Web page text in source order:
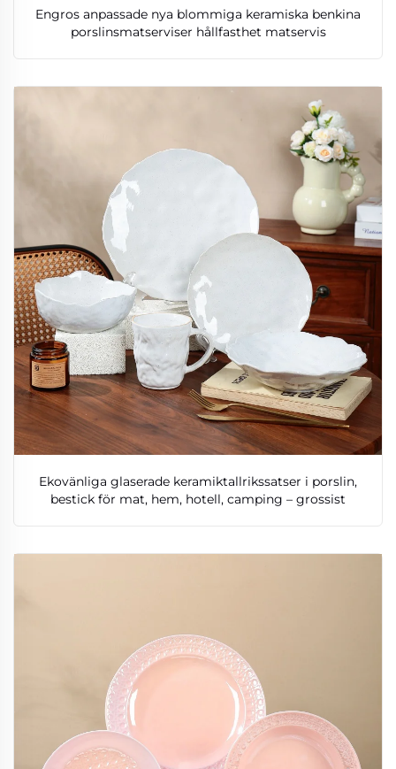
Engros anpassade nya blommiga keramiska benkina
porslinsmatserviser hållfasthet matservis
Ekovänliga glaserade keramiktallrikssatser i porslin,
bestick för mat, hem, hotell, camping – grossist